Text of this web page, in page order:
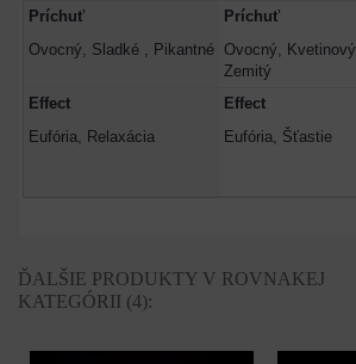
Príchuť
Ovocný, Sladké , Pikantné
Príchuť
Ovocný, Kvetinový,
Zemitý
Effect
Eufória, Relaxácia
Effect
Eufória, Šťastie
ĎALŠIE PRODUKTY V ROVNAKEJ
KATEGÓRII (4):